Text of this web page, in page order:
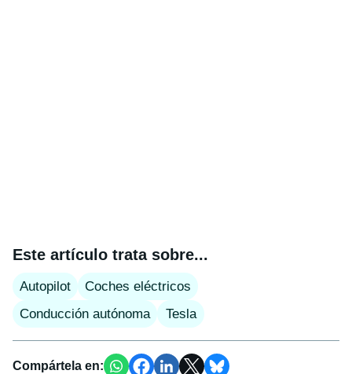
Este artículo trata sobre...
Autopilot
Coches eléctricos
Conducción autónoma
Tesla
Compártela en: